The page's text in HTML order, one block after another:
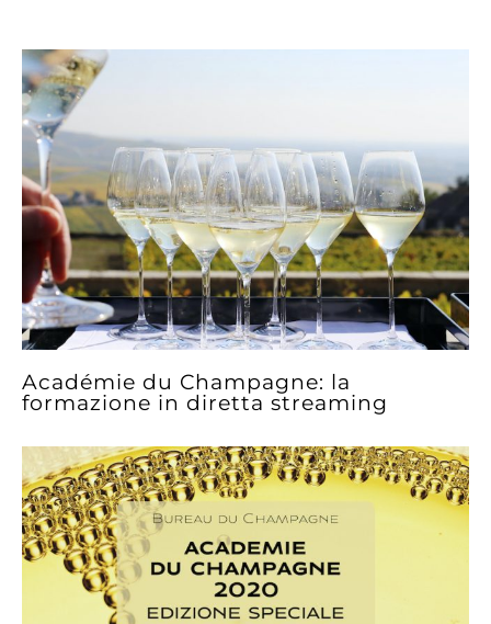
Académie du Champagne: la
formazione in diretta streaming